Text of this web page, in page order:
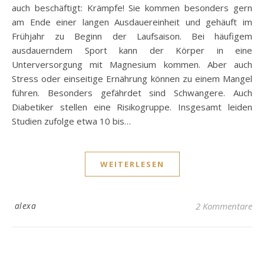
auch beschäftigt: Krämpfe! Sie kommen besonders gern
am Ende einer langen Ausdauereinheit und gehäuft im
Frühjahr zu Beginn der Laufsaison. Bei häufigem
ausdauerndem Sport kann der Körper in eine
Unterversorgung mit Magnesium kommen. Aber auch
Stress oder einseitige Ernährung können zu einem Mangel
führen. Besonders gefährdet sind Schwangere. Auch
Diabetiker stellen eine Risikogruppe. Insgesamt leiden
Studien zufolge etwa 10 bis…
WEITERLESEN
alexa 2 Kommentare